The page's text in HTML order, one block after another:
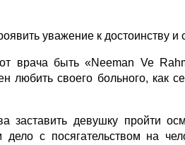
уважение к досто­инству и
врача быть «Neeman Ve
любить своего больного, как
заставить девушку пройти
с посягательством на